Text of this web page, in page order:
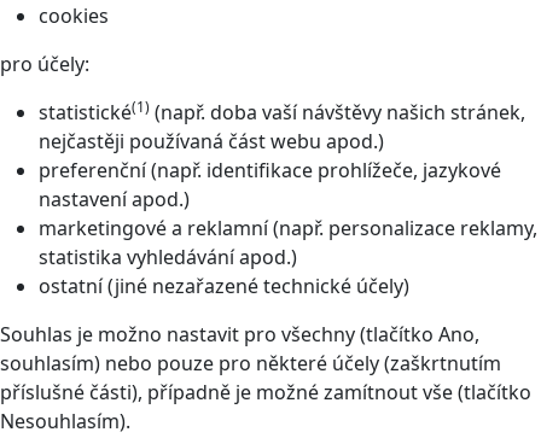
cookies
pro účely:
statistické(1) (např. doba vaší návštěvy našich stránek,
nejčastěji používaná část webu apod.)
preferenční (např. identifikace prohlížeče, jazykové
nastavení apod.)
marketingové a reklamní (např. personalizace reklamy,
statistika vyhledávání apod.)
ostatní (jiné nezařazené technické účely)
Souhlas je možno nastavit pro všechny (tlačítko Ano,
souhlasím) nebo pouze pro některé účely (zaškrtnutím
příslušné části), případně je možné zamítnout vše (tlačítko
Nesouhlasím).